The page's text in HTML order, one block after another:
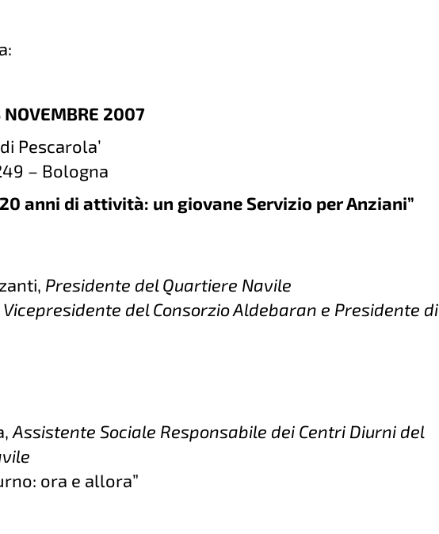
NOVEMBRE 2007
Pescarola’
– Bologna
anni di attività: un giovane Servizio per Anziani”
Presidente del Quartiere Navile
Vicepresidente del Consorzio Aldebaran e Presidente di
Assistente Sociale Responsabile dei Centri Diurni del
ora e allora”